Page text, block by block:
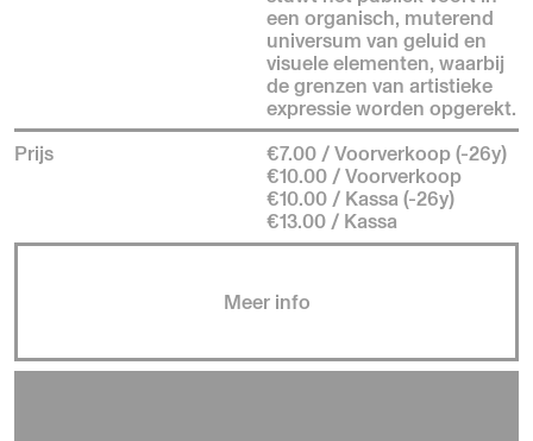
een organisch, muterend
universum van geluid en
visuele elementen, waarbij
de grenzen van artistieke
expressie worden opgerekt.
Prijs
€7.00 / Voorverkoop (-26y)
€10.00 / Voorverkoop
€10.00 / Kassa (-26y)
€13.00 / Kassa
Meer info